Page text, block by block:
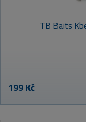
TB Baits
199 Kč